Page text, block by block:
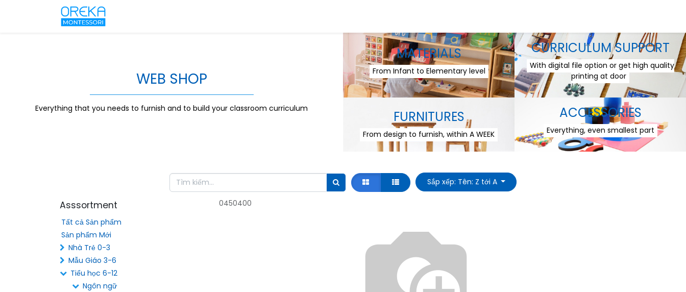
WEB SHOP
Everything that you needs to furnish and to build your classroom curriculum
MATERIALS
From Infant to Elementary level
CURRICULUM SUPPORT
With digital file option or get high quality
printing at door
FURNITURES
From design to furnish, within A WEEK
ACCESSORIES
Everything, even smallest part
Sắp xếp: Tên: Z tới A
Asssortment
Tất cả Sản phẩm
Sản phẩm Mới
Nhà Trẻ 0-3
Mẫu Giáo 3-6
Tiểu học 6-12
Ngôn ngữ
0450400